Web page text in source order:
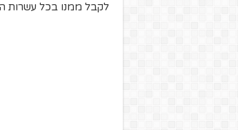
לקבל ממנו בכל עשרות המשחקים